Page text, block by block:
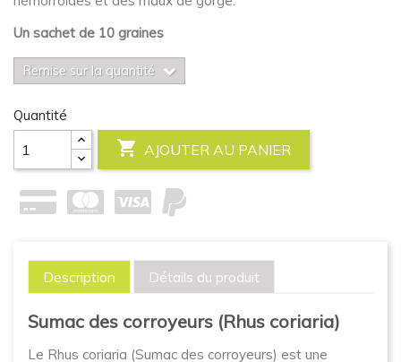
Un sachet de 10 graines
Remise sur la quantité
Quantité
 AJOUTER AU PANIER
Description Détails du produit
Sumac des corroyeurs (Rhus coriaria)
Le Rhus coriaria (Sumac des corroyeurs) est une